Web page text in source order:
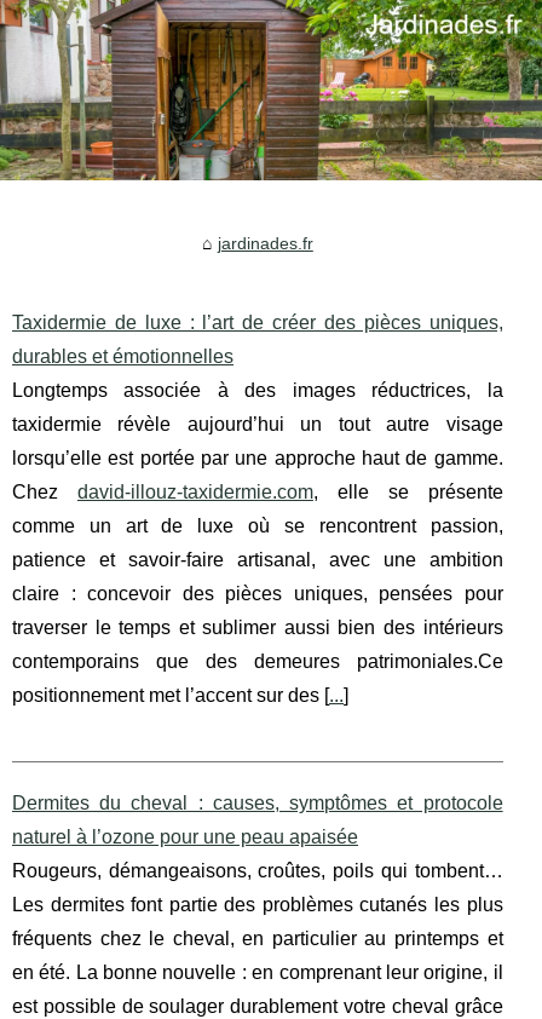
jardinades.fr
Taxidermie de luxe : l’art de créer des pièces uniques,
durables et émotionnelles
Longtemps associée à des images réductrices, la
taxidermie révèle aujourd’hui un tout autre visage
lorsqu’elle est portée par une approche haut de gamme.
Chez david-illouz-taxidermie.com, elle se présente
comme un art de luxe où se rencontrent passion,
patience et savoir-faire artisanal, avec une ambition
claire : concevoir des pièces uniques, pensées pour
traverser le temps et sublimer aussi bien des intérieurs
contemporains que des demeures patrimoniales.Ce
positionnement met l’accent sur des [...]
Dermites du cheval : causes, symptômes et protocole
naturel à l’ozone pour une peau apaisée
Rougeurs, démangeaisons, croûtes, poils qui tombent…
Les dermites font partie des problèmes cutanés les plus
fréquents chez le cheval, en particulier au printemps et
en été. La bonne nouvelle : en comprenant leur origine, il
est possible de soulager durablement votre cheval grâce